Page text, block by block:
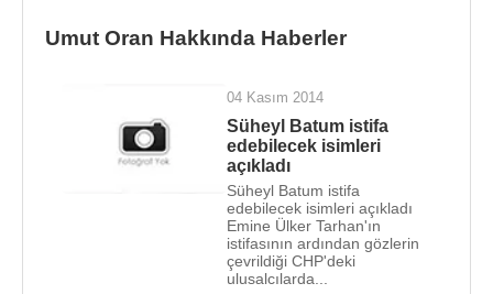
temsil etti. Sektörün Türkiye, AB ve Dünya
yılında Türkiye Giyim Sanayicileri Derneği’ne
(TGSD) üye olan Umut Oran, 28 Şubat 2002’de
TGSD Yönetim Kurulu Başkanlığı’na seçildi.
TGSD, sektöre geleceğe yönelik bir vizyon
kazandırmak için de 2000 / 2001 yılları başında
UFUK 2010 Projesi’ni başlattı. Yurtiçi ve yurtdışında
yoğun lobi çalışmaları yürüten TGSD, asgari ücret
Umut Oran Hakkında Haberler
04 Kasım 2014
Süheyl Batum istifa
edebilecek isimleri
açıkladı
Süheyl Batum istifa
edebilecek isimleri açıkladı
Emine Ülker Tarhan'ın
istifasının ardından gözlerin
çevrildiği CHP'deki
ulusalcılarda...